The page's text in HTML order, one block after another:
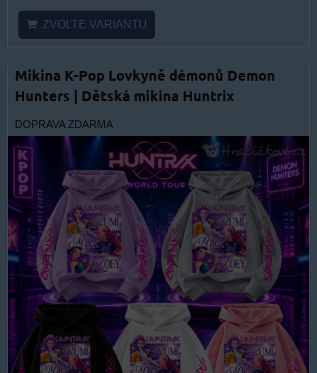
ZVOLTE VARIANTU
Mikina K-Pop Lovkyně démonů Demon
Hunters | Dětská mikina Huntrix
DOPRAVA ZDARMA